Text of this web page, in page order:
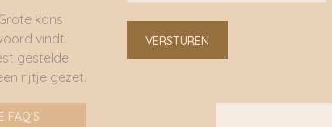
kans
vindt.
gestelde
rijtje gezet.
FAQ'S
VERSTUREN